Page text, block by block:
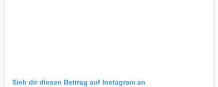
Sieh dir diesen Beitrag auf Instagram an